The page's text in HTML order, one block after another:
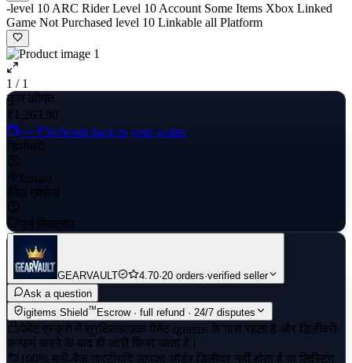
-level 10 ARC Rider Level 10 Account Some Items Xbox Linked
Game Not Purchased level 10 Linkable all Platform
1 / 1
कुल कीमत
₹1,263.90
+≈ ₹50.6cash back to your wallet
डिलीवरी
Instant
ईमेल एक्सेस
पूर्ण नियंत्रण
GEARVAULT 4.70·20 orders·verified seller
Ask a question
igitems Shield™Escrow · full refund · 24/7 disputes
पेमेंट एस्क्रो में सुरक्षितआपका पेमेंट igitems के पास रहता है और डिलीवरी
कन्फर्म करने के बाद ही जारी किया जाता है।
100% मनी-बैक गारंटीयदि आपका ऑर्डर डिलीवर नहीं होता है या लिस्टिंग